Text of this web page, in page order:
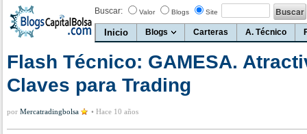
Buscar: Valor Blogs Site
Inicio Blogs Carteras A. Técnico
Flash Técnico: GAMESA.
Claves para Trading
por Mercatradingbolsa • Hace 10 años